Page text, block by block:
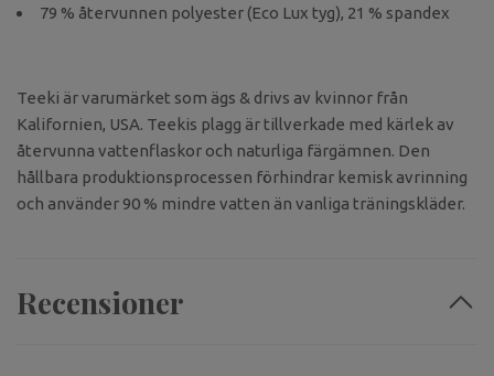
79 % återvunnen polyester (Eco Lux tyg), 21 % spandex
Teeki är varumärket som ägs & drivs av kvinnor från
Kalifornien, USA. Teekis plagg är tillverkade med kärlek av
återvunna vattenflaskor och naturliga färgämnen. Den
hållbara produktionsprocessen förhindrar kemisk avrinning
och använder 90 % mindre vatten än vanliga träningskläder.
Recensioner